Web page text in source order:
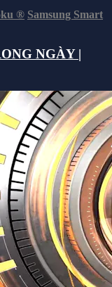
® Samsung Smart
NGÀY |